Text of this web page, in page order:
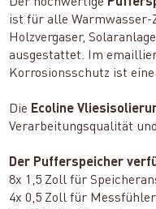
ist für alle Warmwasser-
Holzvergaser,
ausgestattet. Im
Korrosionsschutz ist
Die Ecoline
Verarbeitungsqualität
Der Pufferspeicher
8x 1,5 Zoll für
4x 0,5 Zoll für